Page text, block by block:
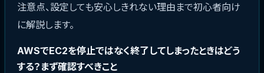
注意点、設定しても安心しきれない理由まで初心者向け
に解説します。
AWSでEC2を停止ではなく終了してしまったときはどう
する？まず確認すべきこと